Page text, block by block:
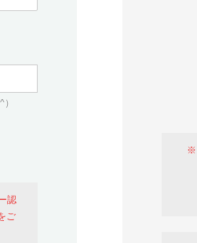
認
ご